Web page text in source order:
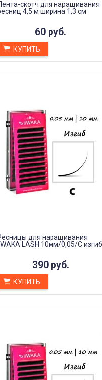
скотч для наращивания
4,5 м ширина 1,3 см
60 руб.
КУПИТЬ
для наращивания
IIWAKA LASH 10мм/0,05/C изгиб
390 руб.
КУПИТЬ